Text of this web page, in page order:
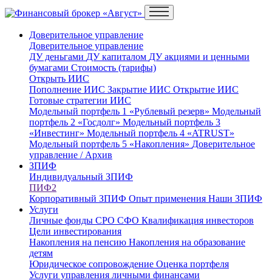
Доверительное управление
Доверительное управление
ДУ деньгами ДУ капиталом ДУ акциями и ценными
бумагами Стоимость (тарифы)
Открыть ИИС
Пополнение ИИС Закрытие ИИС Открытие ИИС
Готовые стратегии ИИС
Модельный портфель 1 «Рублевый резерв» Модельный
портфель 2 «Госдолг» Модельный портфель 3
«Инвестинг» Модельный портфель 4 «ATRUST»
Модельный портфель 5 «Накопления» Доверительное
управление / Архив
ЗПИФ
Индивидуальный ЗПИФ
ПИФ2
Корпоративный ЗПИФ Опыт применения Наши ЗПИФ
Услуги
Личные фонды СРО СФО Квалификация инвесторов
Цели инвестирования
Накопления на пенсию Накопления на образование
детям
Юридическое сопровождение Оценка портфеля
Услуги управления личными финансами